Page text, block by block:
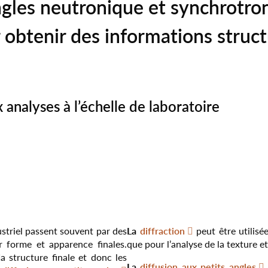
nos prestations d’analyse
des échantillons
(PFS)
Infos
alimentaire
le contrôle non
des matériaux par
Infos
ANAXAM en tant
de direction
neutronique et
des informations
à l’échelle de laboratoire
passent souvent par des
forme et apparence finales.
structure finale et donc les
La diffraction
peut être
que pour l’analyse de la texture